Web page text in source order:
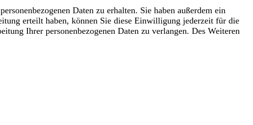
Daten zu erhalten. Sie haben außerdem ein
erteilt haben, können Sie diese Einwilligung jederzeit für die
Ihrer personenbezogenen Daten zu verlangen. Des Weiteren